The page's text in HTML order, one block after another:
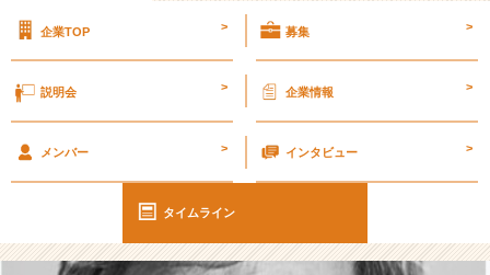
ウ
ニ
#
2
4
企業TOP > 募集 >
説明会 > 企業情報 >
メンバー > インタビュー >
タイムライン